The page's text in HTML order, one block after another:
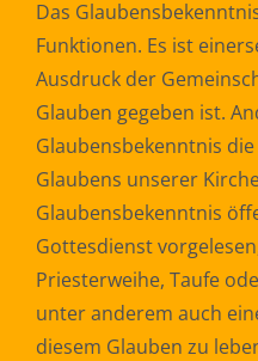
Das
Funktionen. Es ist
Ausdruck der
Glauben gegeben ist.
Glaubensbekenntnis
Glaubens unserer
Glaubensbekenntnis
Gottesdienst
Priesterweihe, Taufe
unter anderem auch
diesem Glauben zu